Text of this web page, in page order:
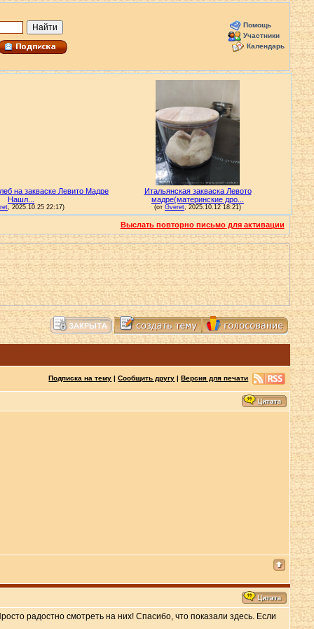
Помощь
Участники
Календарь
Выслать повторно письмо для активации
Подписка на тему |Сообщить другу |Версия для печати
радостно смотреть на них! Спасибо, что показали здесь. Если